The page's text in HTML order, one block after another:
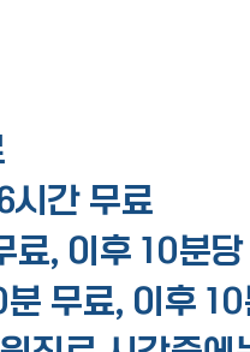
시간 무료
료, 이후 10분
분 무료, 이후